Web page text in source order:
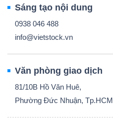
Sáng tạo nội dung
0938 046 488
info@vietstock.vn
Văn phòng giao dịch
81/10B Hồ Văn Huê,
Phường Đức Nhuận, Tp.HCM